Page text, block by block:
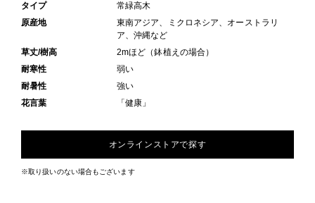
タイプ
常緑高木
原産地
東南アジア、ミクロネシア、オーストラリ
ア、沖縄など
草丈/樹高
2mほど（鉢植えの場合）
耐寒性
弱い
耐暑性
強い
花言葉
「健康」
オンラインストアで探す
※取り扱いのない場合もございます